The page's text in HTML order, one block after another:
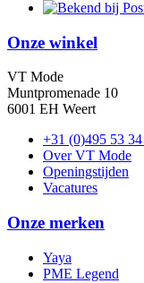
Onze winkel
VT Mode
Muntpromenade 10
6001 EH Weert
+31 (0)495 53
Over VT Mode
Openingstijden
Vacatures
Onze merken
Yaya
PME Legend